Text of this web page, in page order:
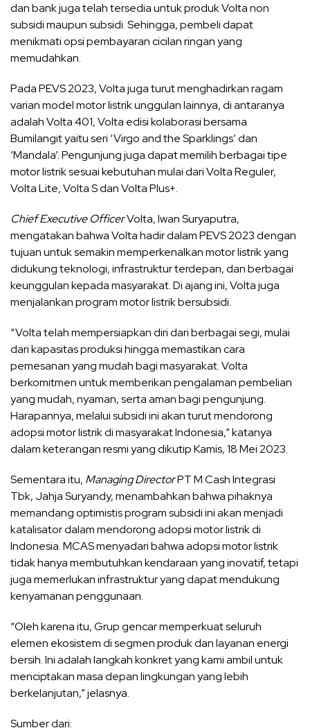
dan bank juga telah tersedia untuk produk Volta non
subsidi maupun subsidi. Sehingga, pembeli dapat
menikmati opsi pembayaran cicilan ringan yang
memudahkan.
Pada PEVS 2023, Volta juga turut menghadirkan ragam
varian model motor listrik unggulan lainnya, di antaranya
adalah Volta 401, Volta edisi kolaborasi bersama
Bumilangit yaitu seri ‘Virgo and the Sparklings’ dan
‘Mandala’. Pengunjung juga dapat memilih berbagai tipe
motor listrik sesuai kebutuhan mulai dari Volta Reguler,
Volta Lite, Volta S dan Volta Plus+.
Chief Executive OfficerVolta, Iwan Suryaputra,
mengatakan bahwa Volta hadir dalam PEVS 2023 dengan
tujuan untuk semakin memperkenalkan motor listrik yang
didukung teknologi, infrastruktur terdepan, dan berbagai
keunggulan kepada masyarakat. Di ajang ini, Volta juga
menjalankan program motor listrik bersubsidi.
“Volta telah mempersiapkan diri dari berbagai segi, mulai
dari kapasitas produksi hingga memastikan cara
pemesanan yang mudah bagi masyarakat. Volta
berkomitmen untuk memberikan pengalaman pembelian
yang mudah, nyaman, serta aman bagi pengunjung.
Harapannya, melalui subsidi ini akan turut mendorong
adopsi motor listrik di masyarakat Indonesia,” katanya
dalam keterangan resmi yang dikutip Kamis, 18 Mei 2023.
Sementara itu, ManagingDirectorPT M Cash Integrasi
Tbk, Jahja Suryandy, menambahkan bahwa pihaknya
memandang optimistis program subsidi ini akan menjadi
katalisator dalam mendorong adopsi motor listrik di
Indonesia. MCAS menyadari bahwa adopsi motor listrik
tidak hanya membutuhkan kendaraan yang inovatif, tetapi
juga memerlukan infrastruktur yang dapat mendukung
kenyamanan penggunaan.
“Oleh karena itu, Grup gencar memperkuat seluruh
elemen ekosistem di segmen produk dan layanan energi
bersih. Ini adalah langkah konkret yang kami ambil untuk
menciptakan masa depan lingkungan yang lebih
berkelanjutan,” jelasnya.
Sumber dari: